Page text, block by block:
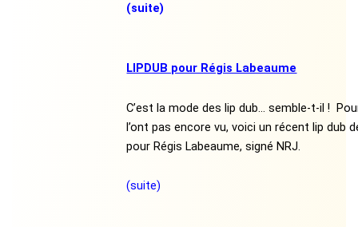
(suite)
LIPDUB pour Régis Labeaume
C’est la mode des lip dub… semble-t-il !
l’ont pas encore vu, voici un récent lip dub
pour Régis Labeaume, signé NRJ.
(suite)